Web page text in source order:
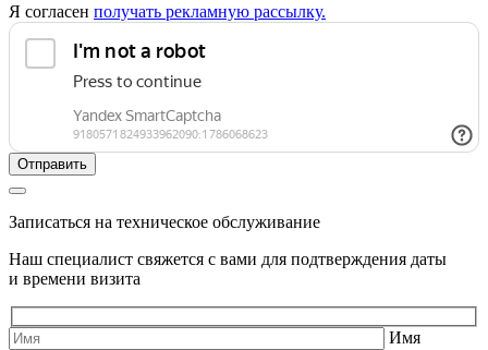
Я согласен получать рекламную рассылку.
Записаться на техническое обслуживание
Наш специалист свяжется с вами для подтверждения даты
и времени визита
Имя